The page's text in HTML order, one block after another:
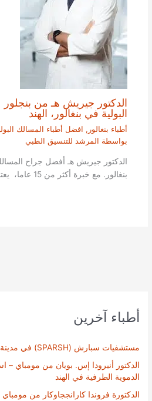
أطباء آخرين
مستشفيات سبارش (SPARSH) في مدينة بنجالور
الدكتور أنيرودا إس. بويان من مومباي –
الدموية الطرفية في الهند
الدكتورة فروندا كارانججاوكار من
الدكتور جيريش هـ من
البولية في بنغالور، الهند
أطباء بنغالور , افضل أطباء المسالك البولية
بواسطة المرشد للتنسيق الطبي
الدكتور جيريش هـ أفضل جراح
بنغالور. مع خبرة أكثر من 15 عاما، يعتبر الدكتور براديب من […]